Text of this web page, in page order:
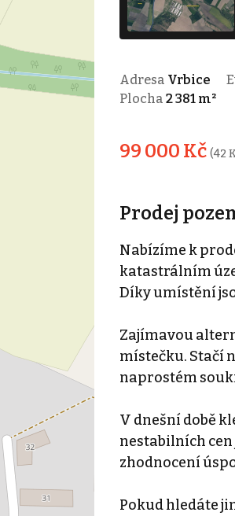
Adresa Vrbice
Plocha 2 381 m²
99 000 Kč (42
Prodej
Nabízíme k
katastrálním
Díky umístění
Zajímavou
místečku. Stačí
naprostém
V dnešní době
nestabilních
zhodnocení
Pokud hledáte